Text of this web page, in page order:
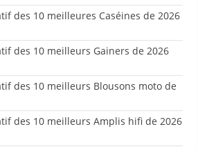
des 10 meilleures Caséines de 2026
des 10 meilleurs Gainers de 2026
des 10 meilleurs Blousons moto de
des 10 meilleurs Amplis hifi de 2026